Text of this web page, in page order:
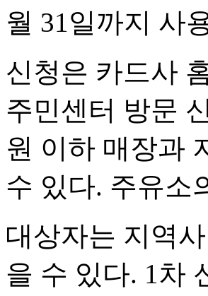
월 31일까지 사
신청은 카드사
주민센터 방문
원 이하 매장과
수 있다. 주유소
대상자는 지역
을 수 있다. 1차